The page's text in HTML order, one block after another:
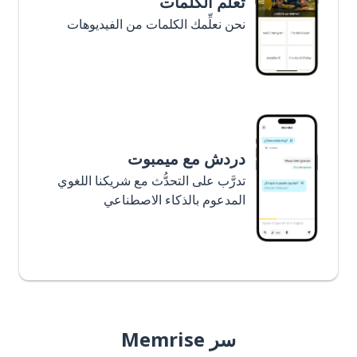
نحن نعلِّمك الكلمات من الفيديوهات
دردش مع ميمبوت
تدرَّب على التحدُّث مع شريكنا اللغوي
المدعوم بالذكاء الاصطناعي
سر Memrise